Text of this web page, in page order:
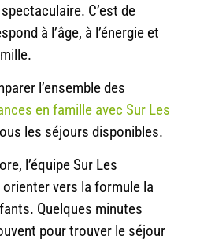
C’est de
à l’âge, à l’énergie et
l’ensemble des
en famille avec Sur Les
les séjours disponibles.
l’équipe Sur Les
vers la formule la
Quelques minutes
pour trouver le séjour